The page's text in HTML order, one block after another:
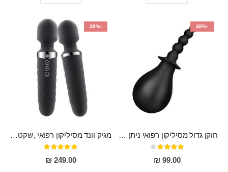
-48%
חוקן גדול מסיליקון רפואי ניתן לשימוש גם כפלאג וגם כחרוזים אנאלים
דירוג:
80%
99.00 ₪
-38%
מגיק וונד מסיליקון רפואי ,שקט במיוחד, נטען בעל 10 מהירויות שונות "Erna"
דירוג:
100%
249.00 ₪